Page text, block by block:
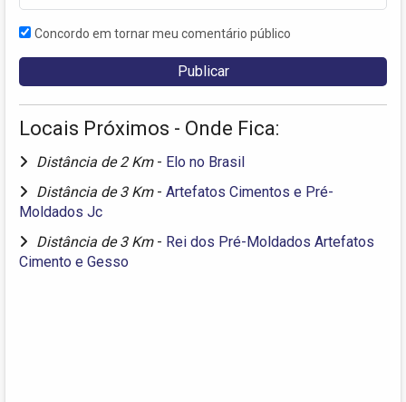
Concordo em tornar meu comentário público
Locais Próximos - Onde Fica:
Distância de 2 Km - Elo no Brasil
Distância de 3 Km - Artefatos Cimentos e Pré-
Moldados Jc
Distância de 3 Km - Rei dos Pré-Moldados Artefatos
Cimento e Gesso